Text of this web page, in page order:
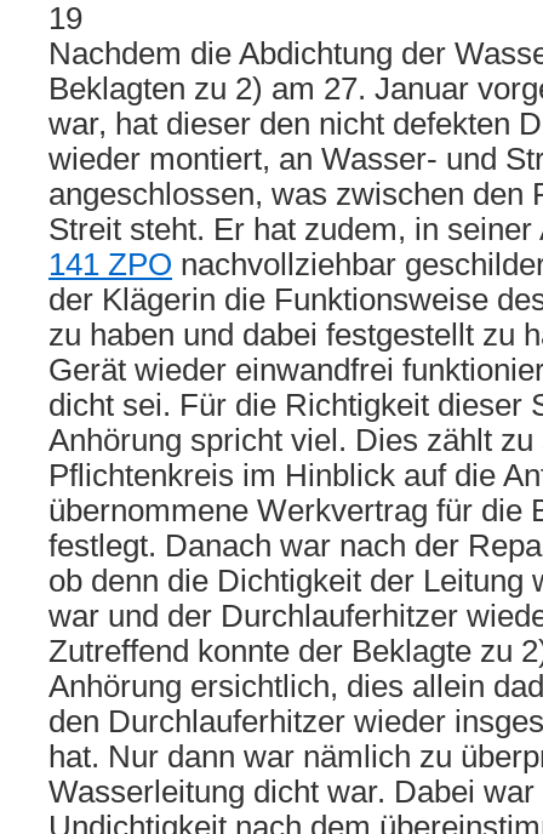
19
Nachdem die Abdichtung der
Beklagten zu 2) am 27. Januar
war, hat dieser den nicht defekten
wieder montiert, an Wasser- und
angeschlossen, was zwischen den
Streit steht. Er hat zudem, in
141 ZPO nachvollziehbar
der Klägerin die Funktionsweise
zu haben und dabei festgestellt zu
Gerät wieder einwandfrei
dicht sei. Für die Richtigkeit dieser
Anhörung spricht viel. Dies zählt zu
Pflichtenkreis im Hinblick auf die
übernommene Werkvertrag für die
festlegt. Danach war nach der
ob denn die Dichtigkeit der Leitung
war und der Durchlauferhitzer
Zutreffend konnte der Beklagte zu
Anhörung ersichtlich, dies allein
den Durchlauferhitzer wieder
hat. Nur dann war nämlich zu
Wasserleitung dicht war. Dabei war
Undichtigkeit nach dem